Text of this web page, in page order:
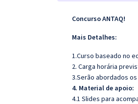
Concurso ANTAQ!
Mais Detalhes:
1.Curso baseado no
2. Carga horária
3.Serão abordados
4. Material de apoio:
4.1 Slides para